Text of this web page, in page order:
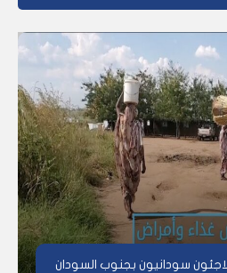
سودانيون بجنوب السودان